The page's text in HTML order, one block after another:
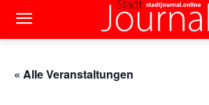
« Alle Veranstaltungen